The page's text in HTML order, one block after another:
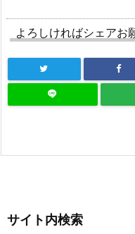
よろしければシェアお
サイト内検索